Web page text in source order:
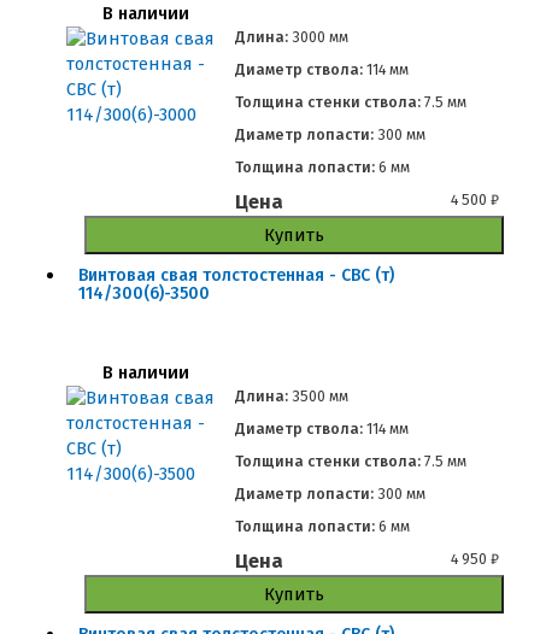
В наличии
Длина:3000 мм
Диаметр ствола:114 мм
Толщина стенки ствола:7.5 мм
Диаметр лопасти:300 мм
Толщина лопасти:6 мм
Цена 4 500₽
Купить
Винтовая свая толстостенная - СВС (т)
114/300(6)-3500
В наличии
Длина:3500 мм
Диаметр ствола:114 мм
Толщина стенки ствола:7.5 мм
Диаметр лопасти:300 мм
Толщина лопасти:6 мм
Цена 4 950₽
Купить